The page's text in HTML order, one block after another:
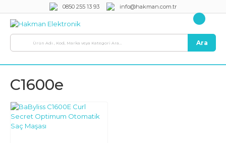
0850 255 13 93 info@hakman.com.tr
Ara
C1600e